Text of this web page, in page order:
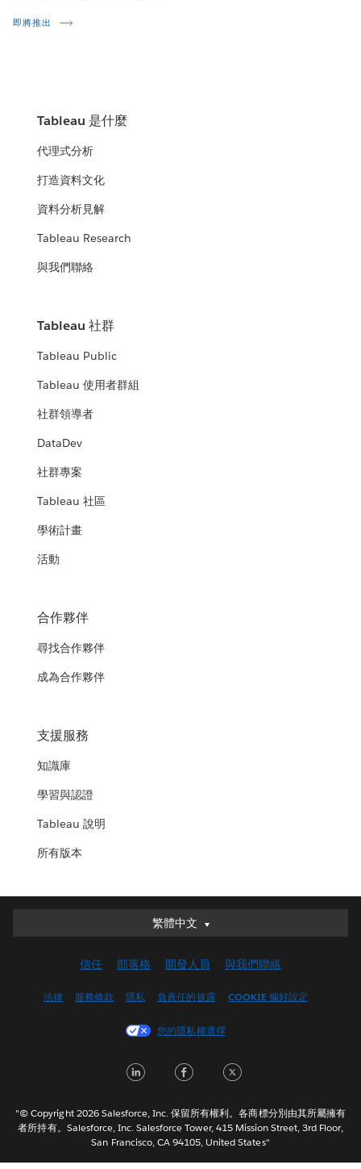
即將推出
Tableau 是什麼
代理式分析
打造資料文化
資料分析見解
Tableau Research
與我們聯絡
Tableau 社群
Tableau Public
Tableau 使用者群組
社群領導者
DataDev
社群專案
Tableau 社區
學術計畫
活動
合作夥伴
尋找合作夥伴
成為合作夥伴
支援服務
知識庫
學習與認證
Tableau 說明
所有版本
繁體中文
繁體中文
English (UK)
Français (Canada)
Italiano
한국어
Nederlands
信任 部落格 開發人員 與我們聯絡
法律 服務條款 隱私 負責任的披露 COOKIE 偏好設定
您的隱私權選擇
LinkedInFacebook
"© Copyright 2026 Salesforce, Inc. 保留所有權利。各商標分別由其所屬擁有
者所持有。Salesforce, Inc. Salesforce Tower, 415 Mission Street, 3rd Floor,
San Francisco, CA 94105, United States"